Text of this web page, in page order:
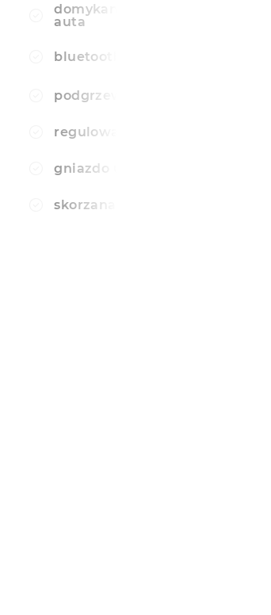
domykanie szyb przy zamykaniu
auta
bluetooth
podgrzewana tylna szyba
regulowane zawieszenie
gniazdo usb
skorzana kierownica